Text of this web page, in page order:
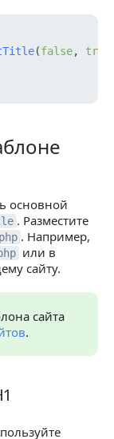
(false, true
основной
. Разместите
. Например,
или в
сайту.
сайта
.